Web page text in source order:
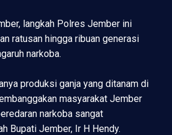
langkah Polres Jember ini
ratusan hingga ribuan generasi
narkoba.
produksi ganja yang ditanam di
masyarakat Jember
narkoba sangat
Bupati Jember, Ir H Hendy.